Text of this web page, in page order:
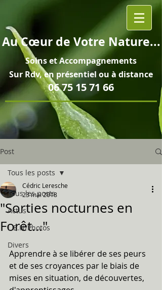
AuCœurde Votre Nature...
Soins etAccompagnements
Sur Rdv, en présentiel ou à distance
06 75 15 71 66
Post
Tous les posts
Actus
L.E.N/Photos
Divers
Tous les posts
"Sorties nocturnes en
Forêt..."
Cédric Leresche
23 mai 2018
Apprendre à se libérer de ses peurs
et de ses croyances par le biais de
mises en situation, de découvertes,